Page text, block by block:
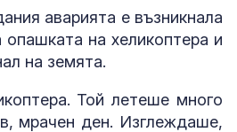
аварията е възникнала
опашката на хеликоптера и
на земята.
Той летеше много
мрачен ден. Изглеждаше,